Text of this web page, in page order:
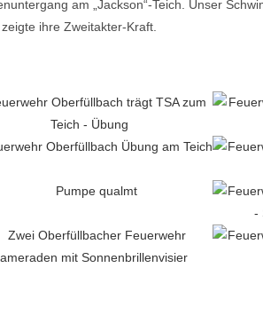
am „Jackson“-Teich. Unser
ihre Zweitakter-Kraft.